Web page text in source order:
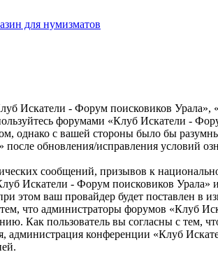
Искатели - Форум поисковиков Урала»,
форумами «Клуб Искатели -
однако с вашей стороны было бы
обновления/исправления условий
сообщений, призывов к
Искатели - Форум поисковиков
ваш провайдер будет поставлен в
что администраторы форумов «Клуб
Как пользователь вы согласны с тем,
администрация конференции «Клуб